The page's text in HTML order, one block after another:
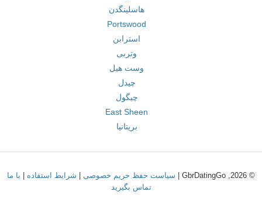
هاسلینگدن
Portswood
استرابن
وتربی
وست هیل
چیدل
چیگول
East Sheen
بریتانیا
© 2026, GbrDatingGo | سیاست حفظ حریم خصوصی شرایط استفاده
با ما
تماس بگیرید